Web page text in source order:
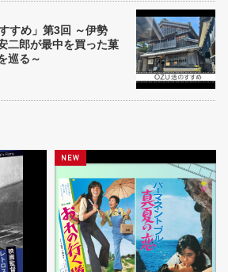
すめ」第3回 ～伊勢
郎が最中を買った菓
巡る～